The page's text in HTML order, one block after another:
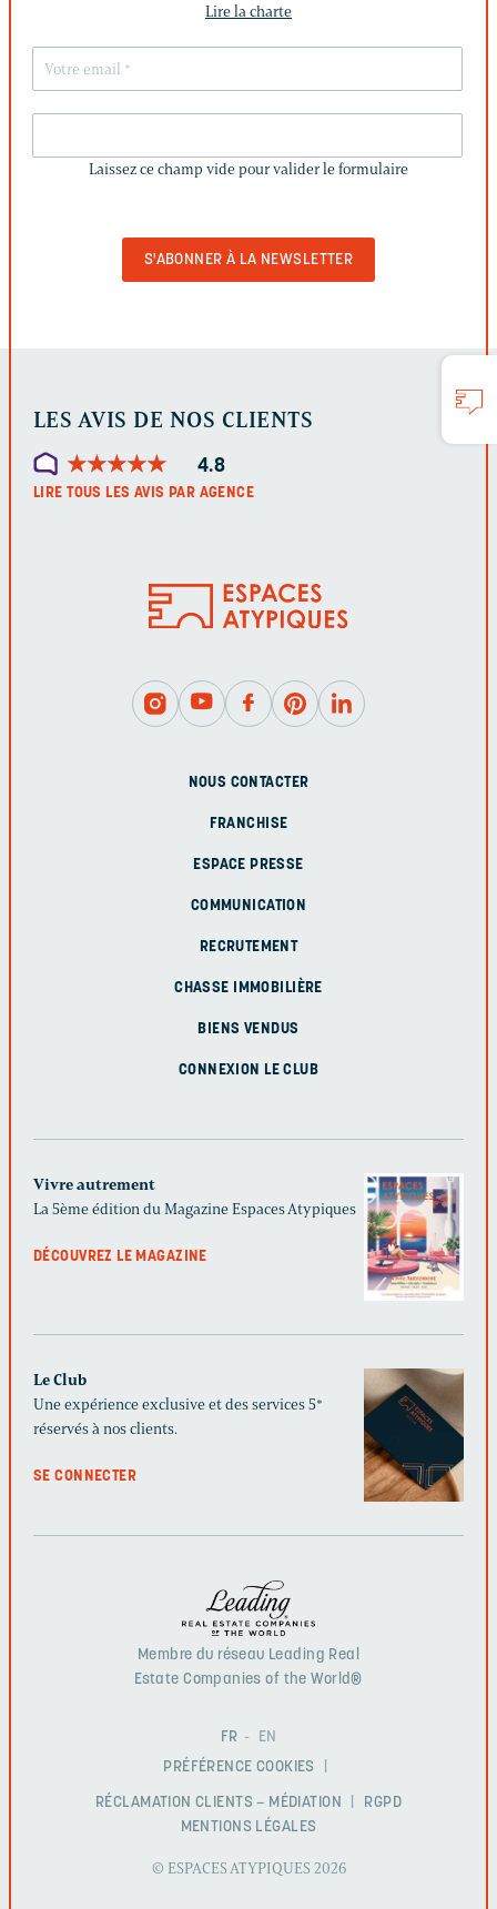
Lire la charte
CHAMP
Laissez ce champ vide pour valider le formulaire
LES AVIS DE NOS CLIENTS
★★★★★
★★★★★ 4.8
LIRE TOUS LES AVIS PAR AGENCE
NOUS CONTACTER
FRANCHISE
ESPACE PRESSE
COMMUNICATION
RECRUTEMENT
CHASSE IMMOBILIÈRE
BIENS VENDUS
CONNEXION LE CLUB
Vivre autrement
La 5ème édition du Magazine Espaces Atypiques
DÉCOUVREZ LE MAGAZINE
Le Club
Une expérience exclusive et des services 5*
réservés à nos clients.
SE CONNECTER
Membre du réseau Leading Real
Estate Companies of the World®
FR
EN
PRÉFÉRENCE COOKIES
RÉCLAMATION CLIENTS – MÉDIATION
RGPD
MENTIONS LÉGALES
© ESPACES ATYPIQUES 2026